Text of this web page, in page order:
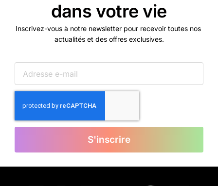
dans votre vie
Inscrivez-vous à notre newsletter pour recevoir toutes nos
actualités et des offres exclusives.
S'inscrire